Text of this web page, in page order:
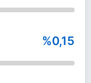
%0,15